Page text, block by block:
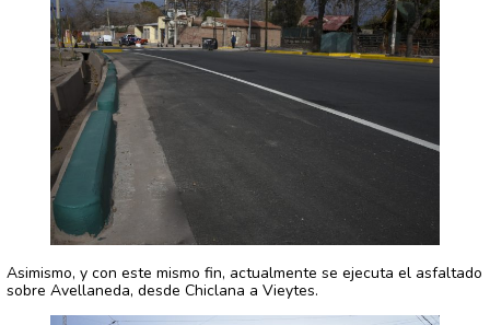
Asimismo, y con este mismo fin, actualmente se ejecuta el asfaltado
sobre Avellaneda, desde Chiclana a Vieytes.